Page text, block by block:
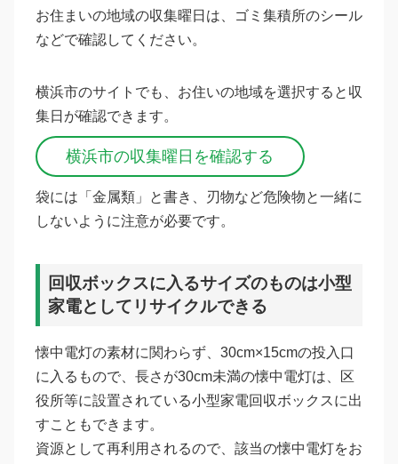
お住まいの地域の収集曜日は、ゴミ集積所のシール
などで確認してください。
横浜市のサイトでも、お住いの地域を選択すると収
集日が確認できます。
横浜市の収集曜日を確認する
袋には「金属類」と書き、刃物など危険物と一緒に
しないように注意が必要です。
回収ボックスに入るサイズのものは小型
家電としてリサイクルできる
懐中電灯の素材に関わらず、30cm×15cmの投入口
に入るもので、長さが30cm未満の懐中電灯は、区
役所等に設置されている小型家電回収ボックスに出
すこともできます。
資源として再利用されるので、該当の懐中電灯をお